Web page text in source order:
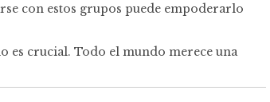
con estos grupos puede empoderarlo
es crucial. Todo el mundo merece una